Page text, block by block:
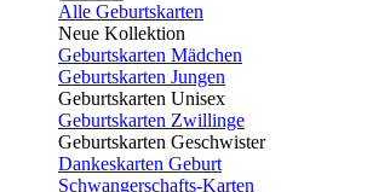
Alle Geburtskarten
Neue Kollektion
Geburtskarten Mädchen
Geburtskarten Jungen
Geburtskarten Unisex
Geburtskarten Zwillinge
Geburtskarten Geschwister
Dankeskarten Geburt
Schwangerschafts-Karten